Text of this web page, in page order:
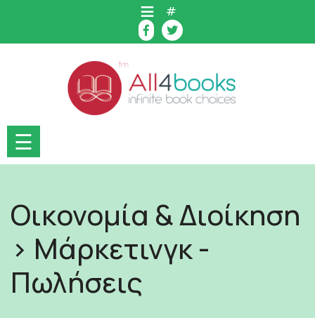
content
#
☰
Οικονομία & Διοίκηση
> Μάρκετινγκ -
Πωλήσεις